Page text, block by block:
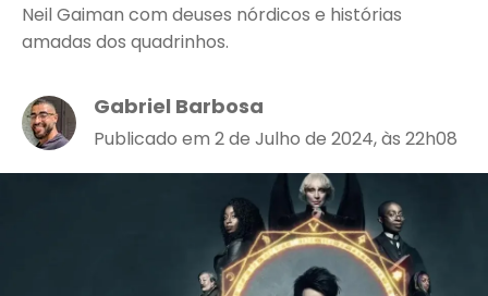
Neil Gaiman com deuses nórdicos e histórias
amadas dos quadrinhos.
Gabriel Barbosa
Publicado em 2 de Julho de 2024, às 22h08